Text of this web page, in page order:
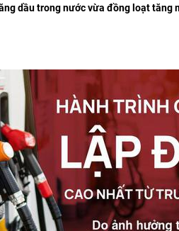
dầu trong nước vừa đồng loạt tăng